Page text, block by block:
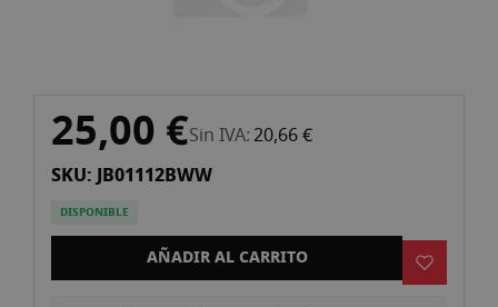
comienzo
de
galería
imágenes
25,00 €Sin IVA 20,66 €
SKU: JB01112BWW
DISPONIBLE
AÑADIR AL CARRITO